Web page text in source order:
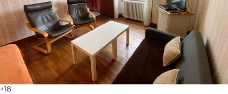
+18